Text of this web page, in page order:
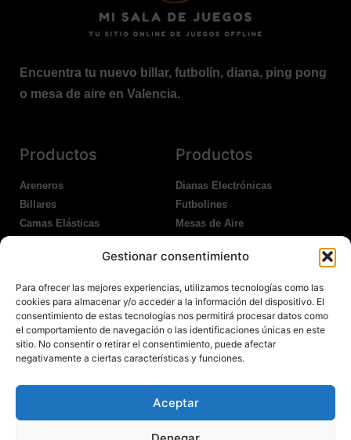
Gestionar consentimiento
Para ofrecer las mejores experiencias, utilizamos tecnologías como las
cookies para almacenar y/o acceder a la información del dispositivo. El
consentimiento de estas tecnologías nos permitirá procesar datos como
el comportamiento de navegación o las identificaciones únicas en este
sitio. No consentir o retirar el consentimiento, puede afectar
negativamente a ciertas características y funciones.
Aceptar
Encuentra tu nuevo billar, futbolín, diana, ping pong
o mesa de aire en Valencia.
Productos
Areneros
Billares
Camas Elásticas
Productos
Dianas Electrónicas
Futbolines
Mesas de Aire
Ping Pong Exterior
Nosotros
Atención al Cliente
Garantías
Contacto
Política Devoluciones
Legales
Aviso Legal
Política de Privacidad
Política de Cookies
Polítíca de RRSS